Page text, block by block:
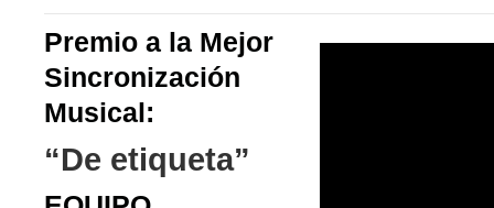
Premio a la Mejor
Sincronización
Musical:
“De etiqueta”